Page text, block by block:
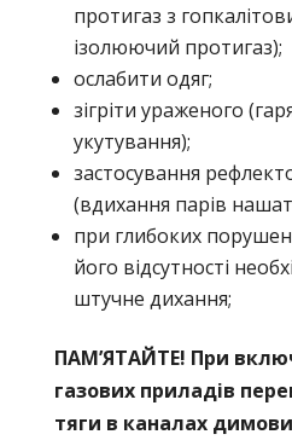
протигаз з
ізолюючий протигаз);
ослабити одяг;
зігріти ураженого
укутування);
застосування
(вдихання парів
при глибоких
його відсутності
штучне дихання;
ПАМ’ЯТАЙТЕ! При
газових приладів
тяги в каналах